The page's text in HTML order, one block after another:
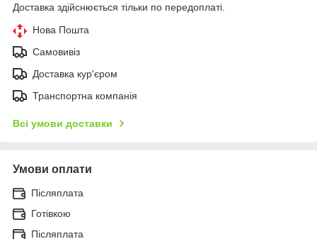
Доставка здійснюється тільки по передоплаті.
Нова Пошта
Самовивіз
Доставка кур'єром
Транспортна компанія
Всі умови доставки
Умови оплати
Післяплата
Готівкою
Післяплата